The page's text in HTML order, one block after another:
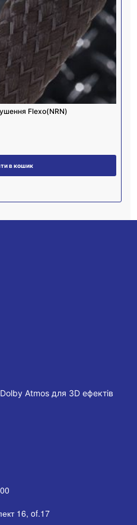
Flexo(NRN)
в кошик
Atmos для 3D ефектів
16, of.17